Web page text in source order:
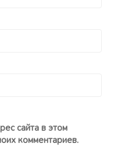
сайта в этом
комментариев.